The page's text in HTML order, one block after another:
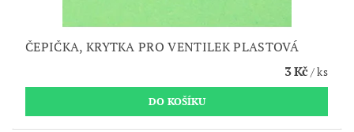
ČEPIČKA, KRYTKA PRO VENTILEK PLASTOVÁ
3 Kč/ ks